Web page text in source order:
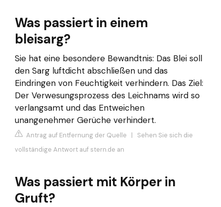
Was passiert in einem
bleisarg?
Sie hat eine besondere Bewandtnis: Das Blei soll
den Sarg luftdicht abschließen und das
Eindringen von Feuchtigkeit verhindern. Das Ziel:
Der Verwesungsprozess des Leichnams wird so
verlangsamt und das Entweichen
unangenehmer Gerüche verhindert.
Antrag auf Entfernung der Quelle | Sehen Sie sich die
vollständige Antwort auf stern.de an
Was passiert mit Körper in
Gruft?